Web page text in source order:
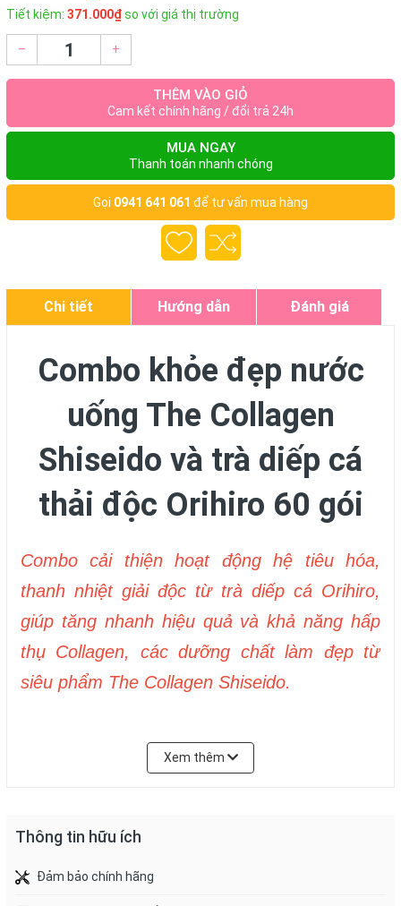
Tiết kiệm: 371.000₫so với giá thị trường
– +
THÊM VÀO GIỎ
Cam kết chính hãng / đổi trả 24h
MUA NGAY
Thanh toán nhanh chóng
Gọi 0941 641 061 để tư vấn mua hàng
Chi tiết Hướng dẫn Đánh giá
Combo khỏe đẹp nước
uống The Collagen
Shiseido và trà diếp cá
thải độc Orihiro 60 gói
Combo cải thiện hoạt động hệ tiêu hóa,
thanh nhiệt giải độc từ trà diếp cá Orihiro,
giúp tăng nhanh hiệu quả và khả năng hấp
thụ Collagen, các dưỡng chất làm đẹp từ
siêu phẩm The Collagen Shiseido.
Xem thêm
Thông tin hữu ích
Đảm bảo chính hãng